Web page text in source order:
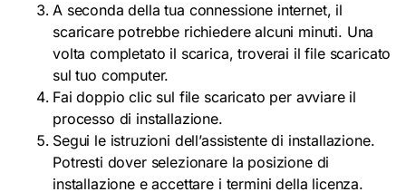
A seconda della tua connessione internet, il
scaricare potrebbe richiedere alcuni minuti. Una
volta completato il scarica, troverai il file scaricato
sul tuo computer.
Fai doppio clic sul file scaricato per avviare il
processo di installazione.
Segui le istruzioni dell’assistente di installazione.
Potresti dover selezionare la posizione di
installazione e accettare i termini della licenza.